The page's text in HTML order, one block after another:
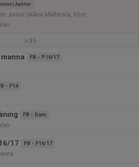
Junior
Junior Skåne Mellersta, höst
v.35
FB - P16/17
- F14
FB - Dam
17 FB - F16/17